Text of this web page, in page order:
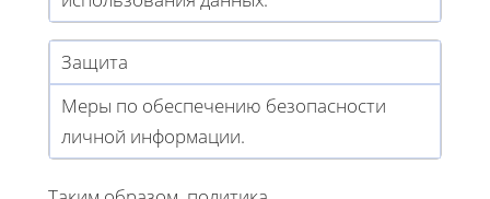
Защита
Меры по обеспечению безопасности
личной информации.